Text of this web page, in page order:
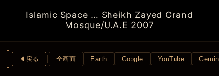
Islamic Space … Sheikh Zayed Grand
Mosque/U.A.E 2007
◀︎戻る 全画面 Earth Google YouTube